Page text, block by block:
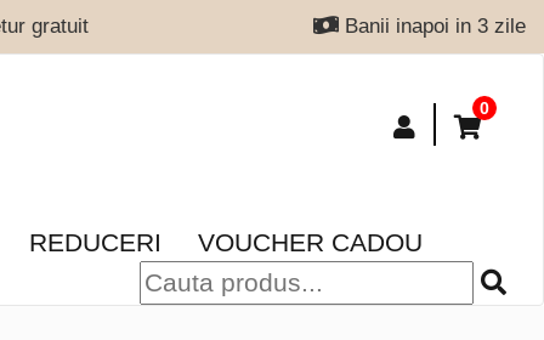
gratuit Banii inapoi in 3 zile
0
REDUCERI VOUCHER CADOU